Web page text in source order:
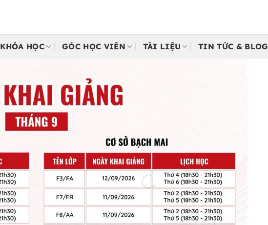
KHÓA HỌC GÓC HỌC VIÊN TÀI LIỆU TIN TỨC & BLOG